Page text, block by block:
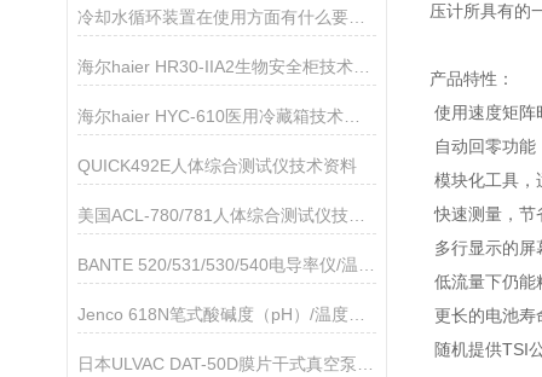
冷却水循环装置在使用方面有什么要领呢？
海尔haier HR30-IIA2生物安全柜技术资料
海尔haier HYC-610医用冷藏箱技术参数
QUICK492E人体综合测试仪技术资料
美国ACL-780/781人体综合测试仪技术参数
压计所具有的
产品特性：
使用速度矩阵
自动回零功
模块化工具，
快速测量，节
多行显示的屏
低流量下仍能
更长的电池寿
随机提供TSI